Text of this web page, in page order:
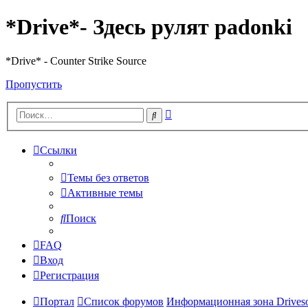
*Drive*- Здесь рулят padonki
*Drive* - Counter Strike Source
Пропустить
Поиск
Ссылки
Темы без ответов
Активные темы
Поиск
FAQ
Вход
Регистрация
Портал Список форумов Информационная зона